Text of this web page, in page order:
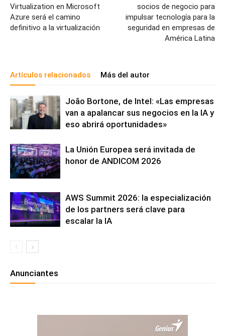
Virtualization en Microsoft
Azure será el camino
definitivo a la virtualización
socios de negocio para
impulsar tecnología para la
seguridad en empresas de
América Latina
Artículos relacionados Más del autor
João Bortone, de Intel: «Las empresas
van a apalancar sus negocios en la IA y
eso abrirá oportunidades»
La Unión Europea será invitada de
honor de ANDICOM 2026
AWS Summit 2026: la especialización
de los partners será clave para
escalar la IA
Anunciantes